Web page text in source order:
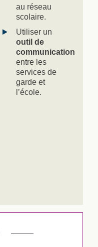
au réseau
scolaire.
Utiliser un
outil de
communication
entre les
services de
garde et
l’école.